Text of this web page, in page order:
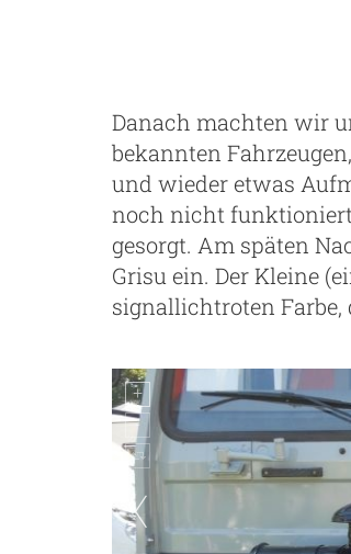
Danach machten wir
bekannten
und wieder etwas
noch nicht
gesorgt. Am späten
Grisu ein. Der Kleine
signallichtroten Farbe,